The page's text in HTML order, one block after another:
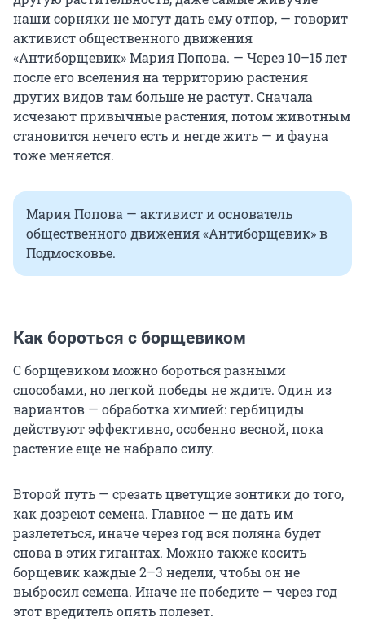
наши сорняки не могут дать ему отпор, — говорит
активист общественного движения
«Антиборщевик» Мария Попова. — Через 10–15 лет
после его вселения на территорию растения
других видов там больше не растут. Сначала
исчезают привычные растения, потом животным
становится нечего есть и негде жить — и фауна
тоже меняется.
Мария Попова — активист и основатель
общественного движения «Антиборщевик» в
Подмосковье.
Как бороться с борщевиком
С борщевиком можно бороться разными
способами, но легкой победы не ждите. Один из
вариантов — обработка химией: гербициды
действуют эффективно, особенно весной, пока
растение еще не набрало силу.
Второй путь — срезать цветущие зонтики до того,
как дозреют семена. Главное — не дать им
разлететься, иначе через год вся поляна будет
снова в этих гигантах. Можно также косить
борщевик каждые 2–3 недели, чтобы он не
выбросил семена. Иначе не победите — через год
этот вредитель опять полезет.